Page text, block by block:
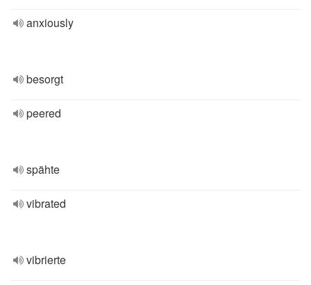
anxiously
besorgt
peered
spähte
vibrated
vibrierte